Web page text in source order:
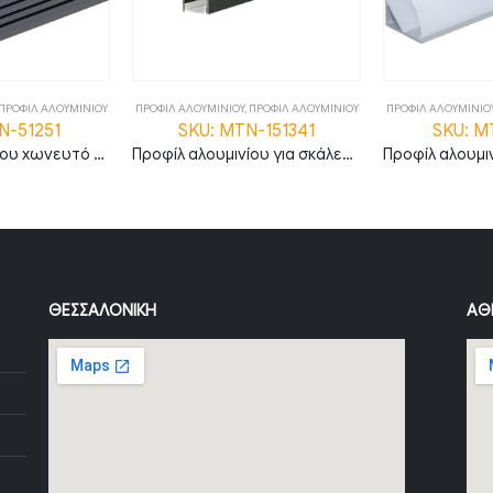
ΠΡΟΦΙΛ ΑΛΟΥΜΙΝΙΟΥ
51251
Προφίλ αλουμινίου χωνευτό γυψοσανίδας για ταινίες LED μαύρο σώμα/λευκό καπάκι L=2m 71.55x35x27mm MTN-51251
ΠΡΟΦΙΛ ΑΛΟΥΜΙΝΙΟΥ, ΠΡΟΦΙΛ ΑΛΟΥΜΙΝΙΟΥ
SKU: MTN-151341
Προφίλ αλουμινίου για σκάλες για ταινίες LED μαύρο σώμα/λευκό καπάκι 2m 63.5 x 27.3mm
ΠΡΟΦΙΛ
SKU:
ΘΕΣΣΑΛΟΝΊΚΗ